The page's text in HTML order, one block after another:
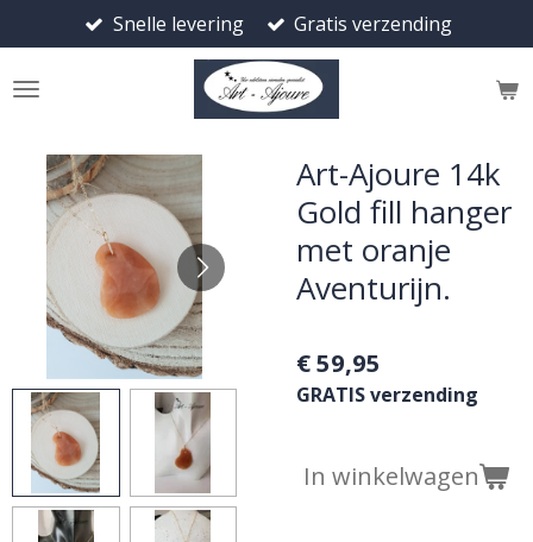
direct
naar
Snelle levering Gratis verzending
Art-Ajoure 14k
Gold fill hanger
met oranje
Aventurijn.
€ 59,95
GRATIS verzending
In winkelwagen